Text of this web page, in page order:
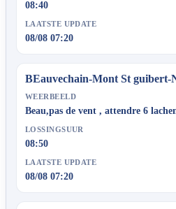
08:40
LAATSTE UPDATE
08/08 07:20
BEauvechain-Mont St guibert-
WEERBEELD
Beau,pas de vent , attendre 6
LOSSINGSUUR
08:50
LAATSTE UPDATE
08/08 07:20